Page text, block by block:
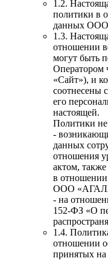
1.2.
политики в
данных
1.3.
отношении
могут быть
Оператором
«Сайт»), и
соотнесены
его
настоящей.
Политики не
-
данных
отношения
актом,
в
ООО
- на
152-ФЗ «О
1.4.
отношении
принятых на